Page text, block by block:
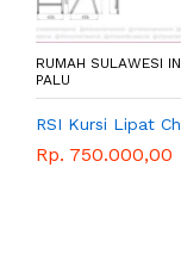
RUMAH SULAWESI
PALU
RSI Kursi Lipat
Rp. 750.000,00